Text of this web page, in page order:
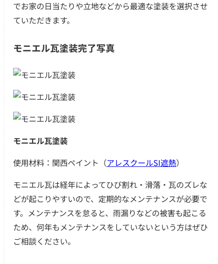
でお家の日当たりや立地などから最適な塗装を選択させ
ていただきます。
モニエル瓦塗装完了写真
モニエル瓦塗装
使用材料：関西ペイント（アレスクールSI遮熱）
モニエル瓦は経年によってひび割れ・滑落・瓦のズレな
どが起こりやすいので、定期的なメンテナンスが必要で
す。メンテナンスを怠ると、雨漏りなどの被害も起こる
ため、何年もメンテナンスをしていないという方はぜひ
ご相談ください。